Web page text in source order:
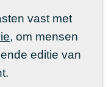
vast met
, om mensen
editie van